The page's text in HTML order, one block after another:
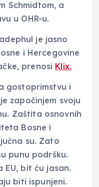
Schmidtom, a
u OHR-u.
je jasno
i Hercegovine
prenosi Klix.
gostoprimstvu i
započinjem svoju
Zaštita osnovnih
Bosne i
su. Zato
punu podršku.
bit ću jasan.
biti ispunjeni.